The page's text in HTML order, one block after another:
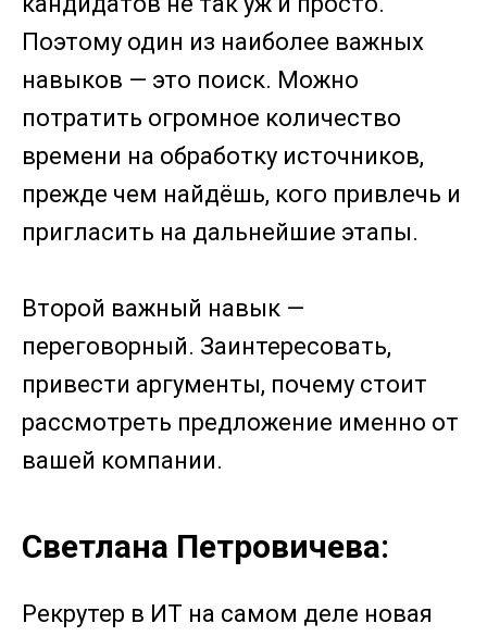
Поэтому один из наиболее важных
навыков — это поиск. Можно
потратить огромное количество
времени на обработку источников,
прежде чем найдёшь, кого привлечь и
пригласить на дальнейшие этапы.
Второй важный навык —
переговорный. Заинтересовать,
привести аргументы, почему стоит
рассмотреть предложение именно от
вашей компании.
Светлана Петровичева:
Рекрутер в ИТ на самом деле новая